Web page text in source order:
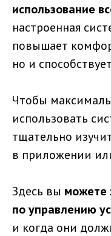
использование
настроенная
повышает
но и
Чтобы
использовать
тщательно
в приложении
Здесь вы можете
по управлению
и когда они